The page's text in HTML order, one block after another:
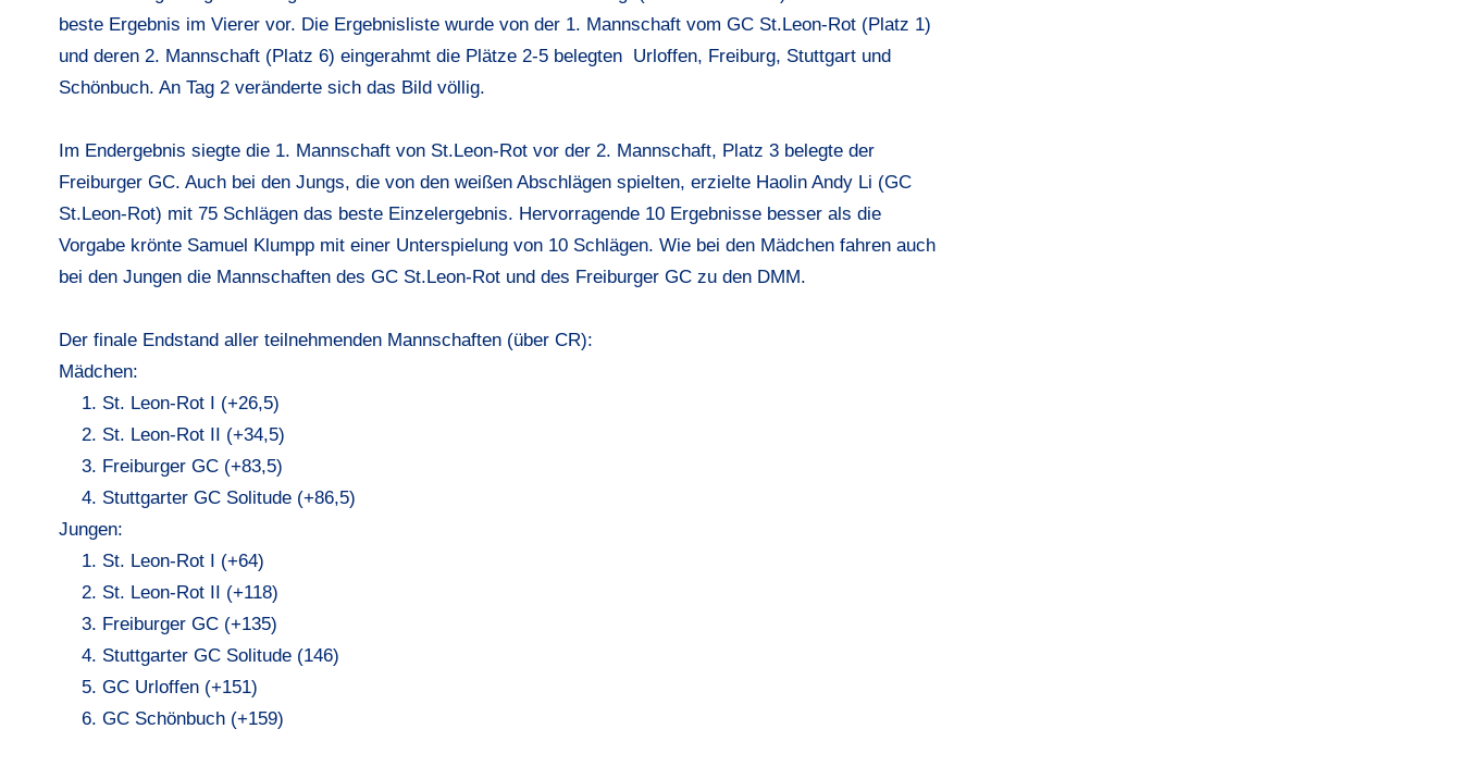
beste Ergebnis im Vierer vor. Die Ergebnisliste wurde von der 1. Mannschaft vom GC St.Leon-Rot (Platz 1)
und deren 2. Mannschaft (Platz 6) eingerahmt die Plätze 2-5 belegten Urloffen, Freiburg, Stuttgart und
Schönbuch. An Tag 2 veränderte sich das Bild völlig.
Im Endergebnis siegte die 1. Mannschaft von St.Leon-Rot vor der 2. Mannschaft, Platz 3 belegte der
Freiburger GC. Auch bei den Jungs, die von den weißen Abschlägen spielten, erzielte Haolin Andy Li (GC
St.Leon-Rot) mit 75 Schlägen das beste Einzelergebnis. Hervorragende 10 Ergebnisse besser als die
Vorgabe krönte Samuel Klumpp mit einer Unterspielung von 10 Schlägen. Wie bei den Mädchen fahren auch
bei den Jungen die Mannschaften des GC St.Leon-Rot und des Freiburger GC zu den DMM.
Der finale Endstand aller teilnehmenden Mannschaften (über CR):
Mädchen:
St. Leon-Rot I (+26,5)
St. Leon-Rot II (+34,5)
Freiburger GC (+83,5)
Stuttgarter GC Solitude (+86,5)
Jungen:
St. Leon-Rot I (+64)
St. Leon-Rot II (+118)
Freiburger GC (+135)
Stuttgarter GC Solitude (146)
GC Urloffen (+151)
GC Schönbuch (+159)